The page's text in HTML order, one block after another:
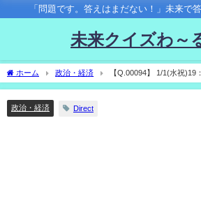
「問題です。答えはまだない！」未来で
未来クイズわ～
ホーム 政治・経済
【Q.00094】 1/1(水祝)19
財界人チャリティ歌謡祭」。 埼玉県知事が歌う曲の年
政治・経済 Direct